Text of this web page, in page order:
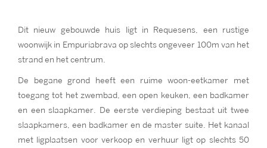
Dit nieuw gebouwde huis ligt in Requesens, een rustige
woonwijk in Empuriabrava op slechts ongeveer 100m van het
strand en het centrum.
De begane grond heeft een ruime woon-eetkamer met
toegang tot het zwembad, een open keuken, een badkamer
en een slaapkamer. De eerste verdieping bestaat uit twee
slaapkamers, een badkamer en de master suite. Het kanaal
met ligplaatsen voor verkoop en verhuur ligt op slechts 50